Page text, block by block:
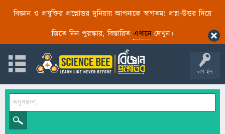
বিজ্ঞান ও প্রযুক্তির প্রশ্নোত্তর দুনিয়ায় আপনাকে স্বাগতম! প্রশ্ন-উত্তর দিয়ে
জিতে নিন পুরস্কার, বিস্তারিত এখানেদেখুন।
লগ ইন